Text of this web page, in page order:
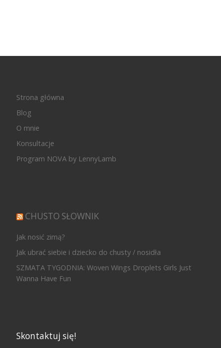
Strona główna
Blog
O mnie
Konsultacje
Program NOVA by LennyLamb
CHUSTO SŁOWNIK
Jak nosić zimą?
Jak ubrać siebie i dziecko do chusty / nosidła
SZMATA TYGODNIA: Woven Wings Droplets Girls Just
Wanna Have Fun
Skontaktuj się!